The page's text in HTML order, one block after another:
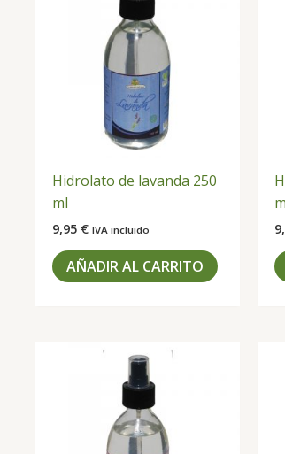
Hidrolato de lavanda 250
ml
9,95 € IVA incluido
AÑADIR AL CARRITO